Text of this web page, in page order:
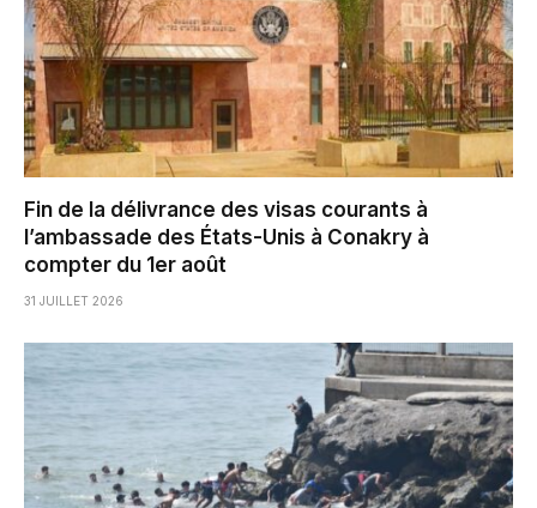
Fin de la délivrance des visas courants à
l’ambassade des États-Unis à Conakry à
compter du 1er août
31 JUILLET 2026